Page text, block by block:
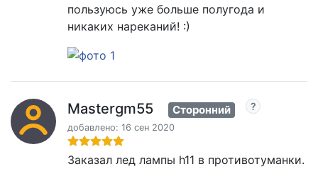
пользуюсь уже больше полугода и
никаких нареканий! :)
Mastergm55 Сторонний
добавлено: 16 сен 2020
Заказал лед лампы h11 в противотуманки.